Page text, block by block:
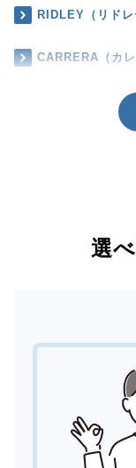
RIDLEY（リドレ
CARRERA（カレ
選